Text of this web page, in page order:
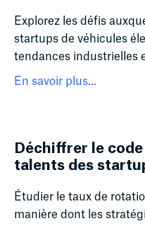
Explorez les défis
startups de véhicules
tendances industrielles
En savoir plus...
Déchiffrer le
talents des
Étudier le taux de
manière dont les